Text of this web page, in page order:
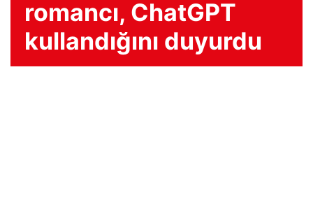
romancı, ChatGPT
kullandığını duyurdu